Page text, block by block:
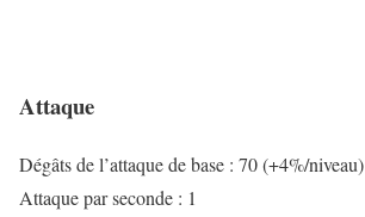
Attaque
Dégâts de l’attaque de base : 70 (+4%/niveau)
Attaque par seconde : 1